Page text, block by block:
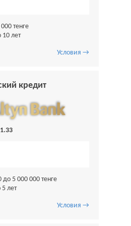
тенге
10 лет
Условия →
кредит
до 5 000 000 тенге
лет
Условия →